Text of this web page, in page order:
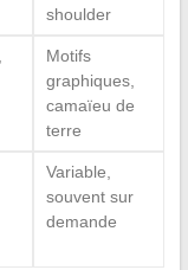
shoulder
Motifs
graphiques,
camaïeu de
terre
Variable,
souvent sur
demande